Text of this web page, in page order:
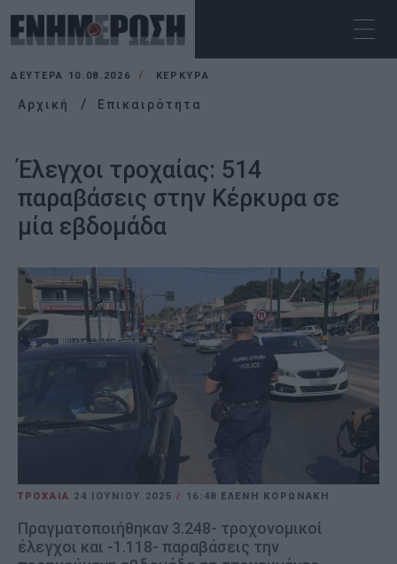
ΔΕΥΤΈΡΑ 10.08.2026 ΚΕΡΚΥΡΑ
Αρχική Επικαιρότητα
Έλεγχοι τροχαίας: 514
παραβάσεις στην Κέρκυρα σε
μία εβδομάδα
ΤΡΟΧΑΙΑ 24 ΙΟΥΝΊΟΥ 2025/ 16:48 ΕΛΕΝΗ ΚΟΡΩΝΑΚΗ
Πραγματοποιήθηκαν 3.248- τροχονομικοί
έλεγχοι και -1.118- παραβάσεις την